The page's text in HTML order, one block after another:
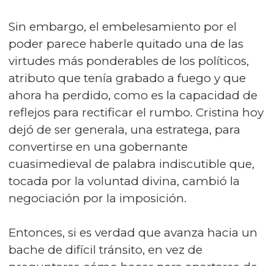
Sin embargo, el embelesamiento por el
poder parece haberle quitado una de las
virtudes más ponderables de los políticos,
atributo que tenía grabado a fuego y que
ahora ha perdido, como es la capacidad de
reflejos para rectificar el rumbo. Cristina hoy
dejó de ser generala, una estratega, para
convertirse en una gobernante
cuasimedieval de palabra indiscutible que,
tocada por la voluntad divina, cambió la
negociación por la imposición.
Entonces, si es verdad que avanza hacia un
bache de difícil tránsito, en vez de